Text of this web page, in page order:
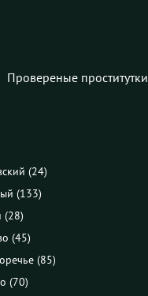
Провереные проститутки
(24)
(133)
(28)
(45)
(85)
(70)